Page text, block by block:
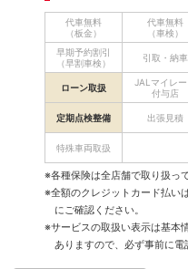
代車無料
（板金）
代車無料
（車検）
早期予約割引
（早割車検）
引取・納車
ローン取扱
JALマイレー
付与店
定期点検整備 出張見積
特殊車両取扱
※各種保険は全店舗で取り扱っ
※全額のクレジットカード払い
にご確認ください。
※サービスの取扱い表示は基本
ありますので、必ず事前に電